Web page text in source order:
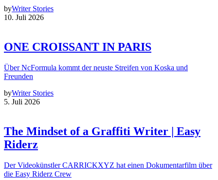
byWriter Stories
10. Juli 2026
ONE CROISSANT IN PARIS
Über NcFormula kommt der neuste Streifen von Koska und
Freunden
byWriter Stories
5. Juli 2026
The Mindset of a Graffiti Writer | Easy
Riderz
Der Videokünstler CARRICKXYZ hat einen Dokumentarfilm über
die Easy Riderz Crew